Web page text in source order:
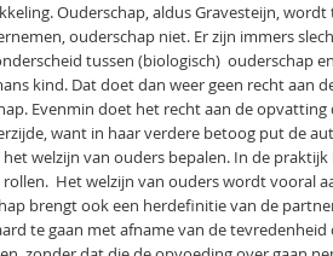
Ouderschap, aldus Gravesteijn,
ouderschap niet. Er zijn immers
tussen (biologisch) ouderschap
kind. Dat doet dan weer geen recht aan
Evenmin doet het recht aan de
want in haar verdere betoog put de
welzijn van ouders bepalen. In de
rollen. Het welzijn van ouders wordt vooral
brengt ook een herdefinitie van de
te gaan met afname van de